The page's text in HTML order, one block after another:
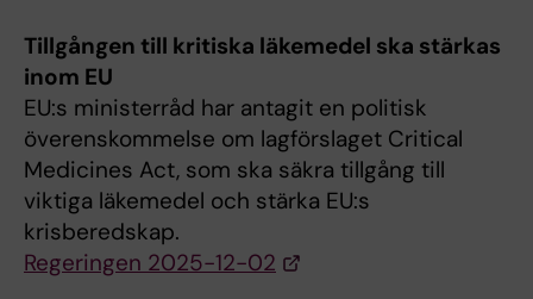
Tillgången till kritiska läkemedel ska stärkas
inom EU
EU:s ministerråd har antagit en politisk
överenskommelse om lagförslaget Critical
Medicines Act, som ska säkra tillgång till
viktiga läkemedel och stärka EU:s
krisberedskap.
Regeringen 2025-12-02